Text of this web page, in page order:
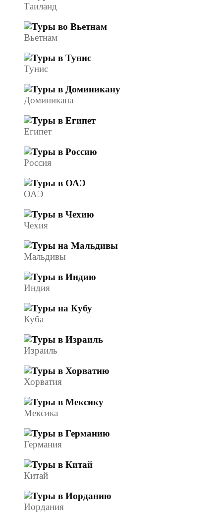
Таиланд
Вьетнам
Тунис
Доминикана
Египет
Россия
ОАЭ
Чехия
Мальдивы
Индия
Куба
Израиль
Хорватия
Мексика
Германия
Китай
Иордания